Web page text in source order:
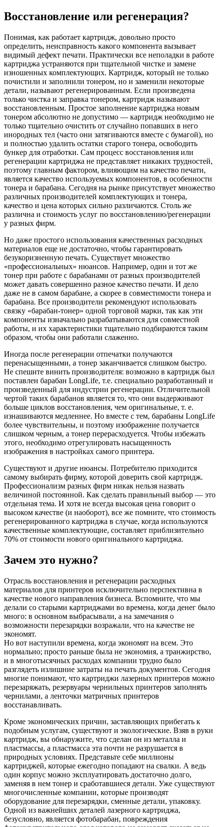
Восстановление или регенерация?
Понимая, как работает картридж, довольно просто
определить, неисправность какого компонента вызывает
видимый дефект печати. Практически все неполадки в работе
картриджа устраняются при тщательной чистке и замене
изношенных комплектующих. Картридж, который не только
почистили и заполнили тонером, но и заменили некоторые
детали, называют регенерированным. Если произведена
только чистка и заправка тонером, картридж называют
восстановленным. Простое заполнение картриджа новым
тонером абсолютно не допустимо — картридж необходимо не
только тщательно очистить от случайно попавших в него
инородных тел (часто они затягиваются вместе с бумагой), но
и полностью удалить остатки старого тонера, освободить
бункер для отработки. Сам процесс восстановления или
регенерации картриджа не представляет никаких трудностей,
поэтому главным фактором, влияющим на качество печати,
является качество используемых компонентов, в особенности
тонера и барабана. Сегодня на рынке присутствует множество
различных производителей комплектующих и тонера,
качество и цена которых сильно различаются. Столь же
различна и стоимость услуг по восстановлению/регенерации
у разных фирм.
Но даже простого использования качественных расходных
материалов еще не достаточно, чтобы гарантировать
безукоризненную печать. Существует множество
«профессиональных» нюансов. Например, один и тот же
тонер при работе с барабанами от разных производителей
может давать совершенно разное качество печати. И дело
даже не в самом барабане, а скорее в совместимости тонера и
барабана. Все производители рекомендуют использовать
связку «барабан-тонер» одной торговой марки, так как эти
компоненты изначально разрабатываются для совместной
работы, и их характеристики тщательно подбираются таким
образом, чтобы они работали слаженно.
Иногда после регенерации отпечатки получаются
перенасыщенными, а тонер заканчивается слишком быстро.
Не спешите винить производителя: возможно в картридж был
поставлен барабан LongLife, т.е. специально разработанный и
произведенный для индустрии регенерации. Отличительной
чертой таких барабанов является то, что они выдерживают
больше циклов восстановления, чем оригинальные, т. е.
изнашиваются медленнее. Но вместе с тем, барабаны LongLife
более чувствительны, и поэтому изображение получается
слишком черным, а тонер перерасходуется. Чтобы избежать
этого, необходимо отрегулировать насыщенность
изображения в настройках самого принтера.
Существуют и другие нюансы. Потребителю приходится
самому выбирать фирму, которой доверить свой картридж.
Профессионализм разных фирм никак нельзя назвать
величиной постоянной. Как сделать правильный выбор — это
отдельная тема. И хотя не всегда высокая цена говорит о
высоком качестве (и наоборот), все же помните, что стоимость
регенерированного картриджа в случае, когда используются
качественные комплектующие, составляет приблизительно
70% от стоимости нового оригинального картриджа.
Зачем это нужно?
Отрасль восстановления и регенерации расходных
материалов для принтеров исключительно перспективна в
качестве нового направления бизнеса. Вспомните, что мы
делали со старыми картриджами во времена, когда денег было
много: в основном выбрасывали, а на замечания о
возможности перезарядки возражали, что на качестве не
экономят.
Но вот наступили времена, когда экономят на всем. Это
нормально; просто раньше была не экономия, а транжирство,
и в многотысячных расходах компании трудно было
разглядеть излишние затраты на печать документов. Сегодня
многие понимают, что картриджи лазерных принтеров можно
перезаряжать, резервуары чернильных принтеров заполнять
чернилами, а ленточки матричных принтеров
восстанавливать.
Кроме экономических причин, заставляющих прибегать к
подобным услугам, существуют и экологические. Взяв в руки
картридж, вы обнаружите, что сделан он из металла и
пластмассы, а пластмасса эта почти не разрушается в
природных условиях. Представьте себе миллионы
картриджей, которые ежегодно попадают на свалки. А ведь
один корпус можно эксплуатировать достаточно долго,
заменяя в нем тонер и сработавшиеся детали. Уже существуют
многочисленные компании, которые производят
оборудование для перезарядки, сменные детали, упаковку.
Одной из важнейших деталей лазерного картриджа,
безусловно, является фотобарабан, повреждения